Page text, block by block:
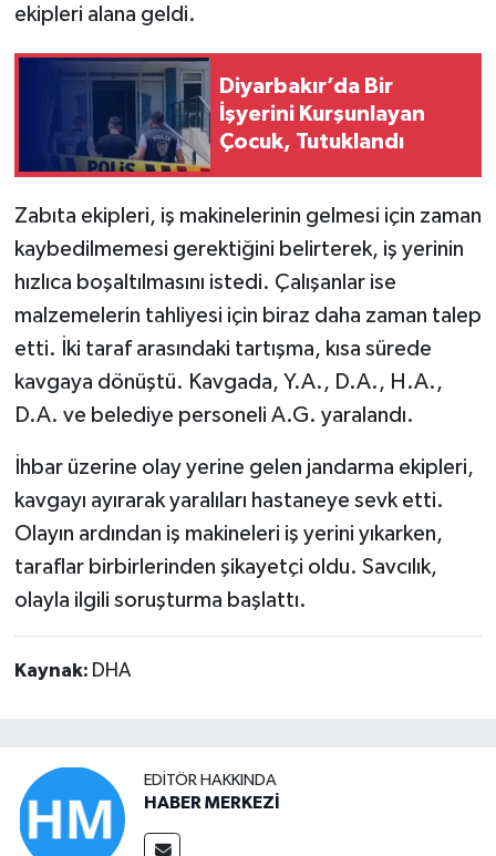
ekipleri alana geldi.
Diyarbakır’da Bir
İşyerini Kurşunlayan
Çocuk, Tutuklandı
Zabıta ekipleri, iş makinelerinin gelmesi için zaman
kaybedilmemesi gerektiğini belirterek, iş yerinin
hızlıca boşaltılmasını istedi. Çalışanlar ise
malzemelerin tahliyesi için biraz daha zaman talep
etti. İki taraf arasındaki tartışma, kısa sürede
kavgaya dönüştü. Kavgada, Y.A., D.A., H.A.,
D.A. ve belediye personeli A.G. yaralandı.
İhbar üzerine olay yerine gelen jandarma ekipleri,
kavgayı ayırarak yaralıları hastaneye sevk etti.
Olayın ardından iş makineleri iş yerini yıkarken,
taraflar birbirlerinden şikayetçi oldu. Savcılık,
olayla ilgili soruşturma başlattı.
Kaynak: DHA
EDITÖR HAKKINDA
HABER MERKEZİ